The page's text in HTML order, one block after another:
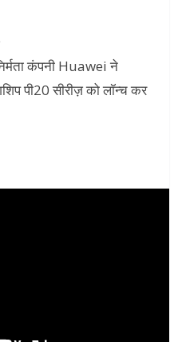
कंपनी Huawei ने
पी20 सीरीज़ को लॉन्च कर